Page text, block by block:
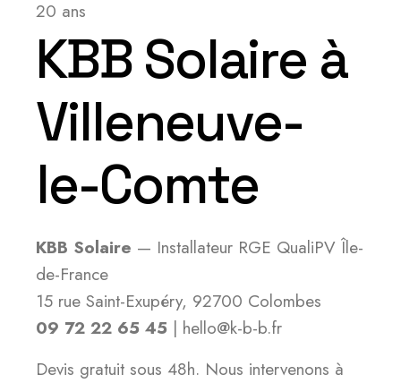
20 ans
KBB Solaire à
Villeneuve-
le-Comte
KBB Solaire — Installateur RGE QualiPV Île-
de-France
15 rue Saint-Exupéry, 92700 Colombes
09 72 22 65 45 | hello@k-b-b.fr
Devis gratuit sous 48h. Nous intervenons à